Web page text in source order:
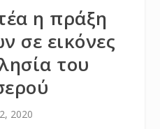
η πράξη
σε εικόνες
του
2020